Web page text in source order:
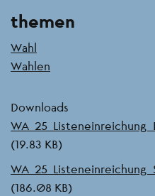
themen
Wahl
Wahlen
Downloads
Document
(19.83 KB)
Document
(186.08 KB)